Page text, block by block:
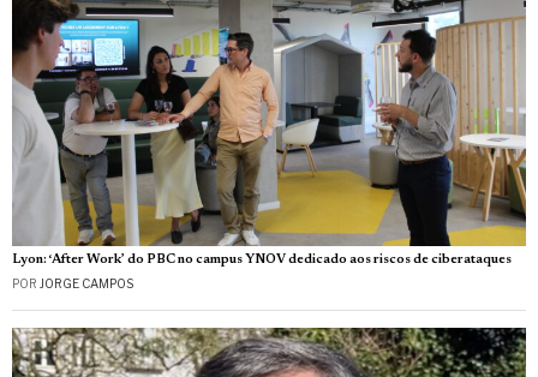
Lyon: ‘After Work’ do PBC no campus YNOV dedicado aos riscos de ciberataques
POR JORGE CAMPOS